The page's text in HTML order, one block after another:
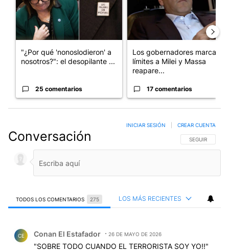
"¿Por qué 'nonoslodieron' a
nosotros?": el desopilante ...
25 comentarios
Los gobernadores marcan
límites a Milei y Massa
reapare...
17 comentarios
Conversación SIGA ESTA
SEGUIR
INICIAR SESIÓN CREAR CUENTA
TODOS LOS COMENTARIOS 275 LOS MÁS RECIENTES
CE Conan El Estafador 26 DE MAYO DE 2026
"SOBRE TODO CUANDO EL TERRORISTA SOY YO!!"